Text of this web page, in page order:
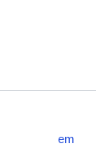
em